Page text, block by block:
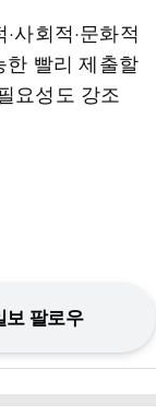
사회적·문화적
한 빨리 제출할
요성도 강조
보 팔로우